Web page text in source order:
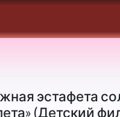
эстафета
(Детский